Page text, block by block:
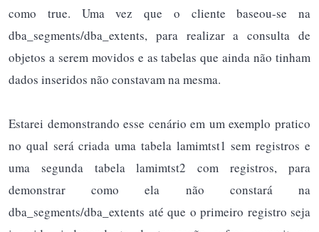
como true. Uma vez que o cliente baseou-se na
dba_segments/dba_extents, para realizar a consulta de
objetos a serem movidos e as tabelas que ainda não tinham
dados inseridos não constavam na mesma.
Estarei demonstrando esse cenário em um exemplo pratico
no qual será criada uma tabela lamimtst1 sem registros e
uma segunda tabela lamimtst2 com registros, para
demonstrar como ela não constará na
dba_segments/dba_extents até que o primeiro registro seja